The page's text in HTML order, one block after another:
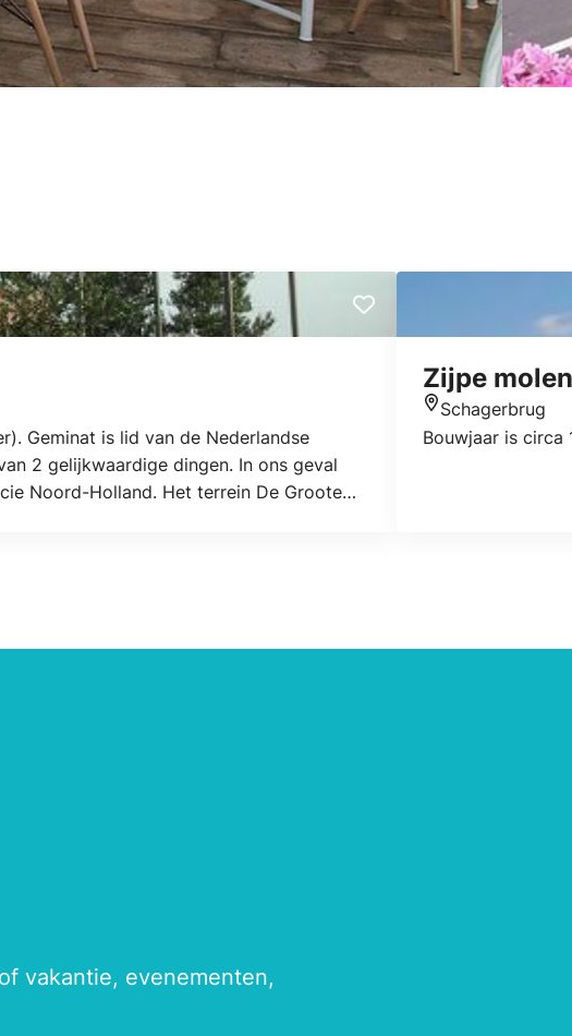
Geminat is lid van de Nederlandse
2 gelijkwaardige dingen. In ons geval
Noord-Holland. Het terrein De Groote
Zijpe
Locatie
Schagerbrug
Bouwjaar is circa
vakantie, evenementen,